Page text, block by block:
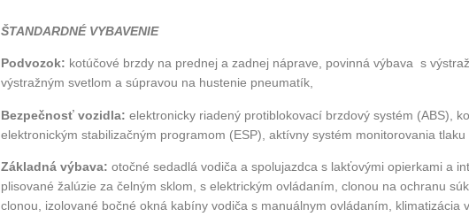
ŠTANDARDNÉ VYBAVENIE
Podvozok: kotúčové brzdy na prednej a zadnej náprave, povinná výbava s
výstražným svetlom a súpravou na hustenie pneumatík,
Bezpečnosť vozidla: elektronicky riadený protiblokovací brzdový systém (ABS),
elektronickým stabilizačným programom (ESP), aktívny systém monitorovania
Základná výbava: otočné sedadlá vodiča a spolujazdca s lakťovými opierkami a
plisované žalúzie za čelným sklom, s elektrickým ovládaním, clonou na ochranu
clonou, izolované bočné okná kabíny vodiča s manuálnym ovládaním, klimatizácia